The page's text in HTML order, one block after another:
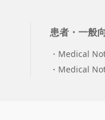
患者・一般
Medical
Medical